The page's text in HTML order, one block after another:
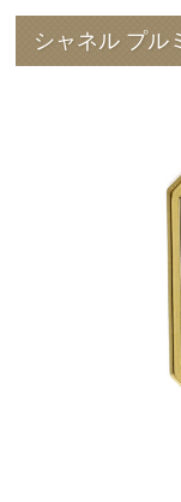
シャネル プル